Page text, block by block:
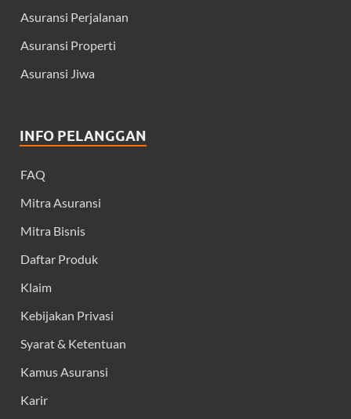
Asuransi Perjalanan
Asuransi Properti
Asuransi Jiwa
INFO PELANGGAN
FAQ
Mitra Asuransi
Mitra Bisnis
Daftar Produk
Klaim
Kebijakan Privasi
Syarat & Ketentuan
Kamus Asuransi
Karir